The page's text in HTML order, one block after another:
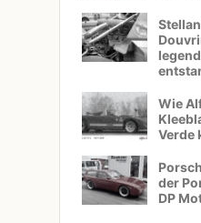
Wie
Verde
der
DP